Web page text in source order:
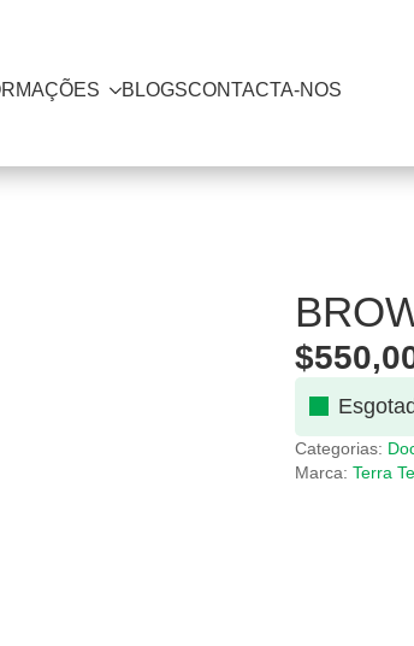
BLOGSCONTACTA-NOS
$
Categorias:
Marca: Terra